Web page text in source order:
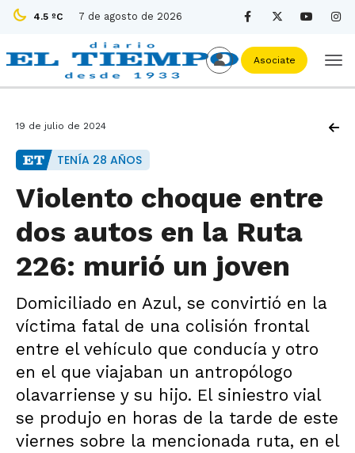
4.5 ºC 7 de agosto de 2026
Asociate
19 de julio de 2024
TENÍA 28 AÑOS
Violento choque entre
dos autos en la Ruta
226: murió un joven
Domiciliado en Azul, se convirtió en la
víctima fatal de una colisión frontal
entre el vehículo que conducía y otro
en el que viajaban un antropólogo
olavarriense y su hijo. El siniestro vial
se produjo en horas de la tarde de este
viernes sobre la mencionada ruta, en el